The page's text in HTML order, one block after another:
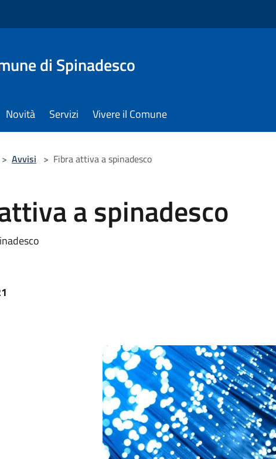
di Spinadesco
Novità Servizi Vivere il Comune
> Avvisi > Fibra attiva a spinadesco
a spinadesco